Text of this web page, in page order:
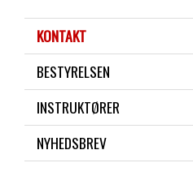
KONTAKT
BESTYRELSEN
INSTRUKTØRER
NYHEDSBREV